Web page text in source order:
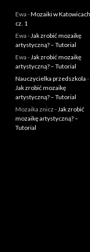
Ewa -Mozaiki w Katowicach
cz. 1
Ewa -Jak zrobić mozaikę
artystyczną? – Tutorial
Ewa -Jak zrobić mozaikę
artystyczną? – Tutorial
Nauczycielka przedszkola -
Jak zrobić mozaikę
artystyczną? – Tutorial
Mozaika znicz -Jak zrobić
mozaikę artystyczną? –
Tutorial